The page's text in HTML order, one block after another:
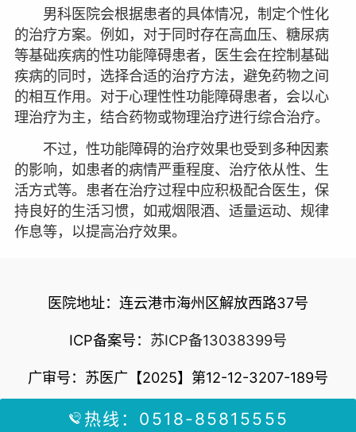
男科医院会根据患者的具体情况，制定个性化
的治疗方案。例如，对于同时存在高血压、糖尿病
等基础疾病的性功能障碍患者，医生会在控制基础
疾病的同时，选择合适的治疗方法，避免药物之间
的相互作用。对于心理性性功能障碍患者，会以心
理治疗为主，结合药物或物理治疗进行综合治疗。
不过，性功能障碍的治疗效果也受到多种因素
的影响，如患者的病情严重程度、治疗依从性、生
活方式等。患者在治疗过程中应积极配合医生，保
持良好的生活习惯，如戒烟限酒、适量运动、规律
作息等，以提高治疗效果。
医院地址：连云港市海州区解放西路37号
ICP备案号： 苏ICP备13038399号
广审号：苏医广【2025】第12-12-3207-189号
热线：0518-85815555